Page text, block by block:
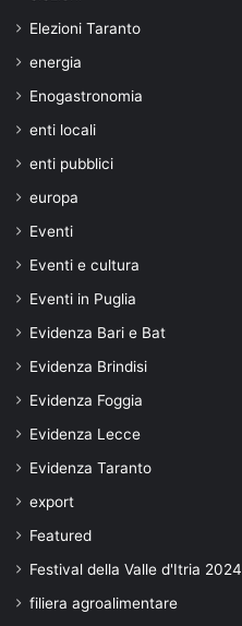
Elezioni Taranto
energia
Enogastronomia
enti locali
enti pubblici
europa
Eventi
Eventi e cultura
Eventi in Puglia
Evidenza Bari e Bat
Evidenza Brindisi
Evidenza Foggia
Evidenza Lecce
Evidenza Taranto
export
Featured
Festival della Valle d'Itria 2024
filiera agroalimentare